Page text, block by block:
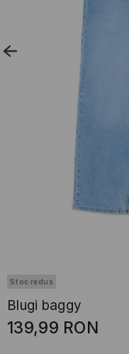
Stoc redus
Blugi baggy
139,99 RON